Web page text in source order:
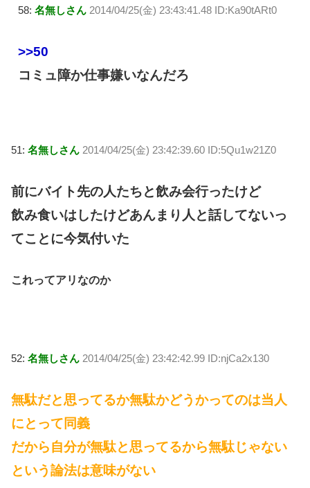
58: 名無しさん 2014/04/25(金) 23:43:41.48 ID:Ka90tARt0
>>50
コミュ障か仕事嫌いなんだろ
51: 名無しさん 2014/04/25(金) 23:42:39.60 ID:5Qu1w21Z0
前にバイト先の人たちと飲み会行ったけど
飲み食いはしたけどあんまり人と話してないっ
てことに今気付いた
これってアリなのか
52: 名無しさん 2014/04/25(金) 23:42:42.99 ID:njCa2x130
無駄だと思ってるか無駄かどうかってのは当人
にとって同義
だから自分が無駄と思ってるから無駄じゃない
という論法は意味がない